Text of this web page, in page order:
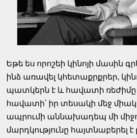
Եթե ես որոշեի կինոյի մասին
ինձ առավել կհետաքրքրեր,
պատկերն է և հավատի ռեժիմը։
հավատի՝ իր տեսակի մեջ
ապրումի աննախադեպ մի
մարդկությունը հայտնաբերել